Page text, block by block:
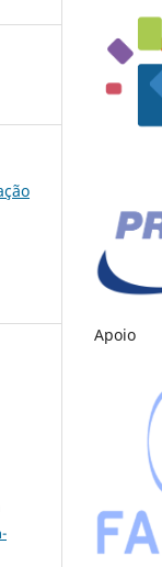
Apoio